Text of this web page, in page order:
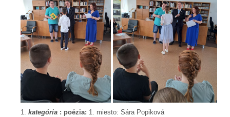
kategória : poézia: 1. miesto: Sára Popiková